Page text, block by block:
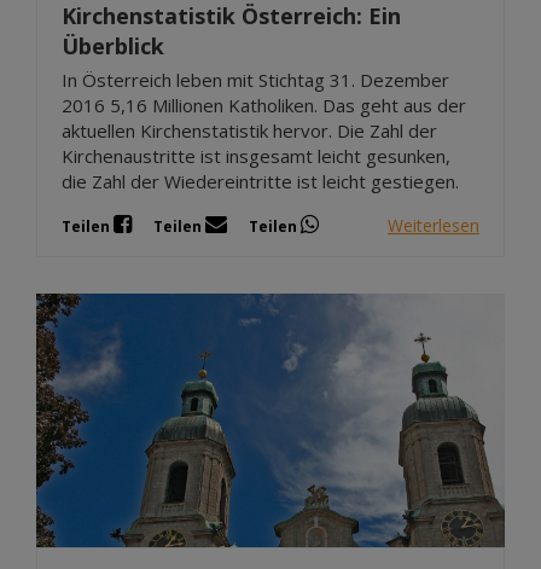
Kirchenstatistik Österreich: Ein
Überblick
In Österreich leben mit Stichtag 31. Dezember
2016 5,16 Millionen Katholiken. Das geht aus der
aktuellen Kirchenstatistik hervor. Die Zahl der
Kirchenaustritte ist insgesamt leicht gesunken,
die Zahl der Wiedereintritte ist leicht gestiegen.
Teilen Teilen Teilen Weiterlesen